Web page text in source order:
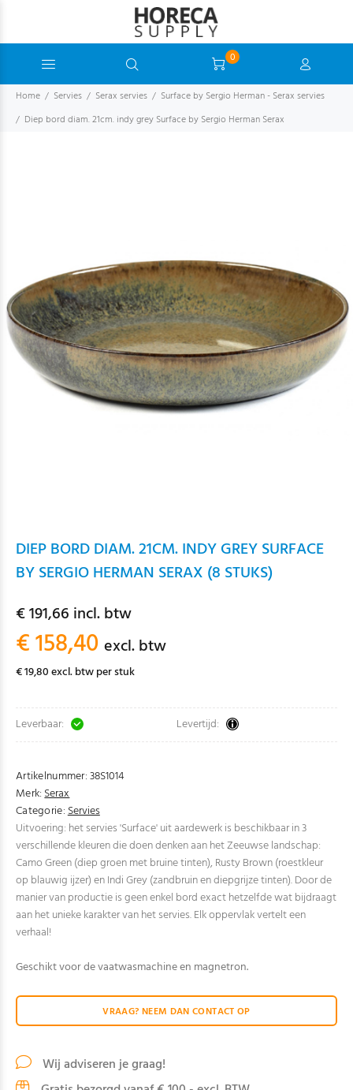
0
Home Servies Serax servies
Surface by Sergio Herman - Serax servies
Diep bord diam. 21cm. indy grey Surface by Sergio Herman Serax
DIEP BORD DIAM. 21CM. INDY GREY SURFACE
BY SERGIO HERMAN SERAX (8 STUKS)
€ 191,66 incl. btw
€ 158,40 excl. btw
€ 19,80 excl. btw per stuk
Leverbaar: Levertijd:
Artikelnummer:38S1014
Merk:Serax
Categorie:Servies
Uitvoering: het servies 'Surface' uit aardewerk is beschikbaar in 3
verschillende kleuren die doen denken aan het Zeeuwse landschap:
Camo Green (diep groen met bruine tinten), Rusty Brown (roestkleur
op blauwig ijzer) en Indi Grey (zandbruin en diepgrijze tinten). Door de
manier van productie is geen enkel bord exact hetzelfde wat bijdraagt
aan het unieke karakter van het servies. Elk oppervlak vertelt een
verhaal!
Geschikt voor de vaatwasmachine en magnetron.
VRAAG? NEEM DAN CONTACT OP
Wij adviseren je graag!